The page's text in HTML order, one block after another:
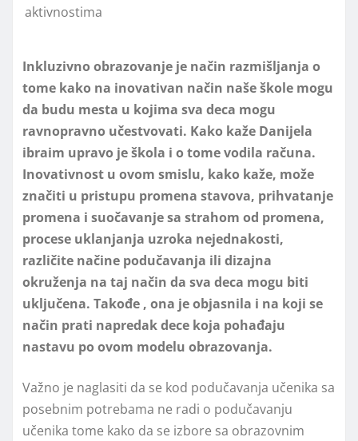
aktivnostima
Inkluzivno obrazovanje je način razmišljanja o
tome kako na inovativan način naše škole mogu
da budu mesta u kojima sva deca mogu
ravnopravno učestvovati. Kako kaže Danijela
ibraim upravo je škola i o tome vodila računa.
Inovativnost u ovom smislu, kako kaže, može
značiti u pristupu promena stavova, prihvatanje
promena i suočavanje sa strahom od promena,
procese uklanjanja uzroka nejednakosti,
različite načine podučavanja ili dizajna
okruženja na taj način da sva deca mogu biti
uključena. Takođe , ona je objasnila i na koji se
način prati napredak dece koja pohađaju
nastavu po ovom modelu obrazovanja.
Važno je naglasiti da se kod podučavanja učenika sa
posebnim potrebama ne radi o podučavanju
učenika tome kako da se izbore sa obrazovnim